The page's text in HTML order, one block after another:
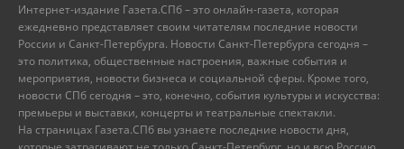
Интернет-издание Газета.СПб – это онлайн-газета, которая
ежедневно представляет своим читателям последние новости
России и Санкт-Петербурга. Новости Санкт-Петербурга сегодня –
это политика, общественные настроения, важные события и
мероприятия, новости бизнеса и социальной сферы. Кроме того,
новости СПб сегодня – это, конечно, события культуры и искусства:
премьеры и выставки, концерты и театральные спектакли.
На страницах Газета.СПб вы узнаете последние новости дня,